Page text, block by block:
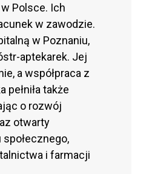
Polsce. Ich
w zawodzie.
w Poznaniu,
aptekarek. Jej
a współpraca z
pełniła także
o rozwój
otwarty
i farmacji